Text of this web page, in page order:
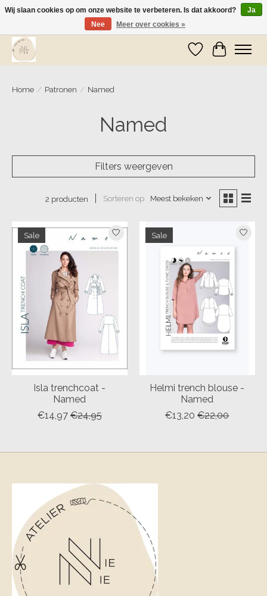
Wij zijn op vakantie! Vanaf zaterdag 9 mei worden er weer pakketjes verzonden
Verlanglijst
Home / Patronen / Named
Named
Filters weergeven
2 producten Sorteren op Meest bekeken
Sale
Isla trenchcoat -
Named
€14,97 €24,95
Sale
Helmi trench blouse -
Named
€13,20 €22,00
Wij slaan cookies op om onze website te verbeteren. Is dat akkoord?
Ja
Nee
Meer over cookies »